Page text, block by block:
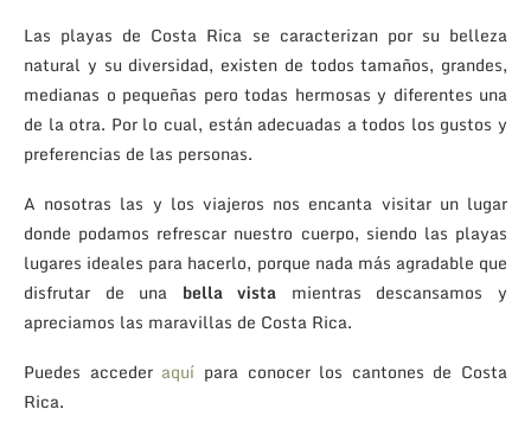
Las playas de Costa Rica se caracterizan por su belleza
natural y su diversidad, existen de todos tamaños, grandes,
medianas o pequeñas pero todas hermosas y diferentes una
de la otra. Por lo cual, están adecuadas a todos los gustos y
preferencias de las personas.
A nosotras las y los viajeros nos encanta visitar un lugar
donde podamos refrescar nuestro cuerpo, siendo las playas
lugares ideales para hacerlo, porque nada más agradable que
disfrutar de una bella vista mientras descansamos y
apreciamos las maravillas de Costa Rica.
Puedes acceder aquí para conocer los cantones de Costa
Rica.